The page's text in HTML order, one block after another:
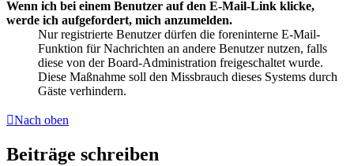
Wenn ich bei einem Benutzer auf den E-Mail-Link klicke,
werde ich aufgefordert, mich anzumelden.
Nur registrierte Benutzer dürfen die foreninterne E-Mail-
Funktion für Nachrichten an andere Benutzer nutzen, falls
diese von der Board-Administration freigeschaltet wurde.
Diese Maßnahme soll den Missbrauch dieses Systems durch
Gäste verhindern.
Nach oben
Beiträge schreiben